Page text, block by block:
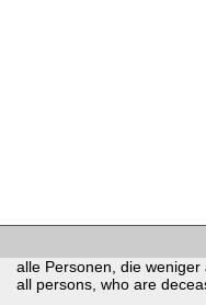
alle Personen, die
all persons, who are